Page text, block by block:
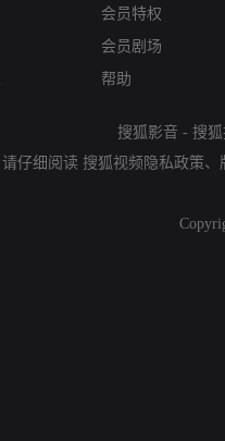
会员特权
会员剧场
帮助
搜狐影音 - 搜
请仔细阅读 搜狐视频隐私政策、